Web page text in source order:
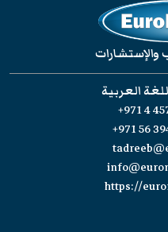
والإستشارات
العربية
+971 4
+971 56
https://